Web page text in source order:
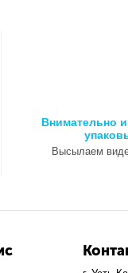
Внимательно
Высылаем